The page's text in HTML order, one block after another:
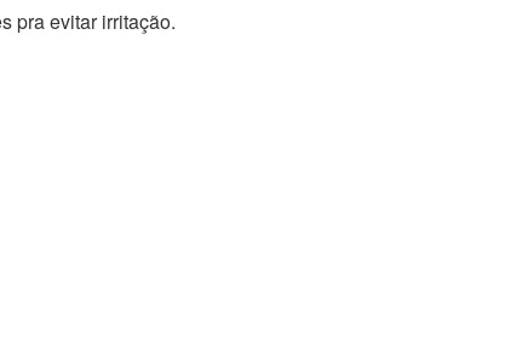
pra evitar irritação.